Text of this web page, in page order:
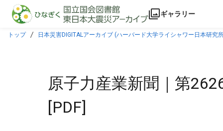
本文に飛ぶ
ギャラリー
トップ 日本災害DIGITALアーカイブ (ハーバード大学ライシャワー日本研究
原子力産業新聞｜第
[PDF]